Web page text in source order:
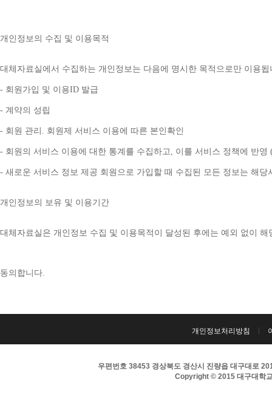
개인정보의 수집 및 이용목적
대체자료실에서 수집하는 개인정보는 다음에 명시한 목적으로만 이용됩
- 회원가입 및 이용ID 발급
- 계약의 성립
- 회원 관리 . 회원제 서비스 이용에 따른 본인확인
- 회원의 서비스 이용에 대한 통계를 수집하고, 이를 서비스 정책에 반영
- 새로운 서비스 정보 제공 회원으로 가입할 때 수집된 모든 정보는 해
개인정보의 보유 및 이용기간
대체자료실은 개인정보 수집 및 이용목적이 달성된 후에는 예외 없이
동의합니다.
개인정보처리방침
우편번호 38453 경상북도 경산시 진량읍 대구대로
Copyright © 2015 대구대학